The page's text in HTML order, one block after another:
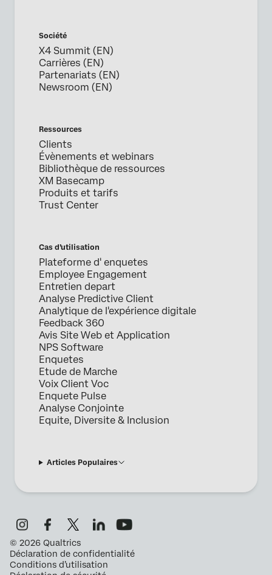
Société*
Fonction*
Adresse e-mail professionnelle*
Privacy
Optin
En fournissant ces informations, vous acceptez que nous
puissions traiter vos données personnelles conformément à
notreDéclaration de confidentialité
Envoyer
Société
X4 Summit (EN)
Carrières (EN)
Partenariats (EN)
Newsroom (EN)
Ressources
Clients
Évènements et webinars
Bibliothèque de ressources
XM Basecamp
Produits et tarifs
Trust Center
Cas d’utilisation
Plateforme d' enquetes
Employee Engagement
Entretien depart
Analyse Predictive Client
Analytique de l'expérience digitale
Feedback 360
Avis Site Web et Application
NPS Software
Enquetes
Etude de Marche
Voix Client Voc
Enquete Pulse
Analyse Conjointe
Equite, Diversite & Inclusion
Articles Populaires
© 2026 Qualtrics
Déclaration de confidentialité
Conditions d’utilisation